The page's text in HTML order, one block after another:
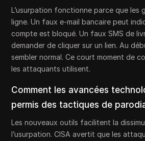
L’usurpation fonctionne parce que les
ligne. Un faux e-mail bancaire peut
compte est bloqué. Un faux SMS de
demander de cliquer sur un lien. Au
sembler normal. Ce court moment de
les attaquants utilisent.
Comment les avancées
permis des tactiques de
Les nouveaux outils facilitent la
l’usurpation. CISA avertit que les